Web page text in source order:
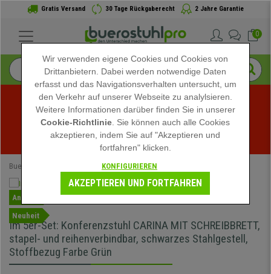
Gratis Versand 30 Tage Rückgaberecht 2 Jahre Garantie
0
Sommerschlussverkauf bei buerostuhlpro! Exklusive
Rabatte für kurze Zeit - Aktion ansehen -
Buerostuhlpro Konferenzstühle
Angebot
Neuheit
Im 5er-Set: Konferenzstuhl CARINA MIT SCHREIBBRETT,
stapel- und reihenverbindbar, schwarzes Stahlgestell,
Stoffbezug Farbe Grün
Wir verwenden eigene Cookies und Cookies von
Drittanbietern. Dabei werden notwendige Daten
erfasst und das Navigationsverhalten untersucht, um
den Verkehr auf unserer Webseite zu analylsieren.
Weitere Informationen darüber finden Sie in unserer
Cookie-Richtlinie . Sie können auch alle Cookies
akzeptieren, indem Sie auf "Akzeptieren und
fortfahren" klicken.
KONFIGURIEREN
AKZEPTIEREN UND FORTFAHREN